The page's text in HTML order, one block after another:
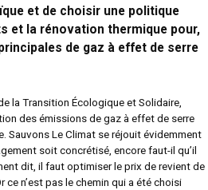
et de choisir une politique
et la rénovation thermique pour,
de gaz à effet de serre
la Transition Écologique et Solidaire,
des émissions de gaz à effet de serre
Sauvons Le Climat se réjouit évidemment
soit concrétisé, encore faut-il qu’il
dit, il faut optimiser le prix de revient de
ce n’est pas le chemin qui a été choisi